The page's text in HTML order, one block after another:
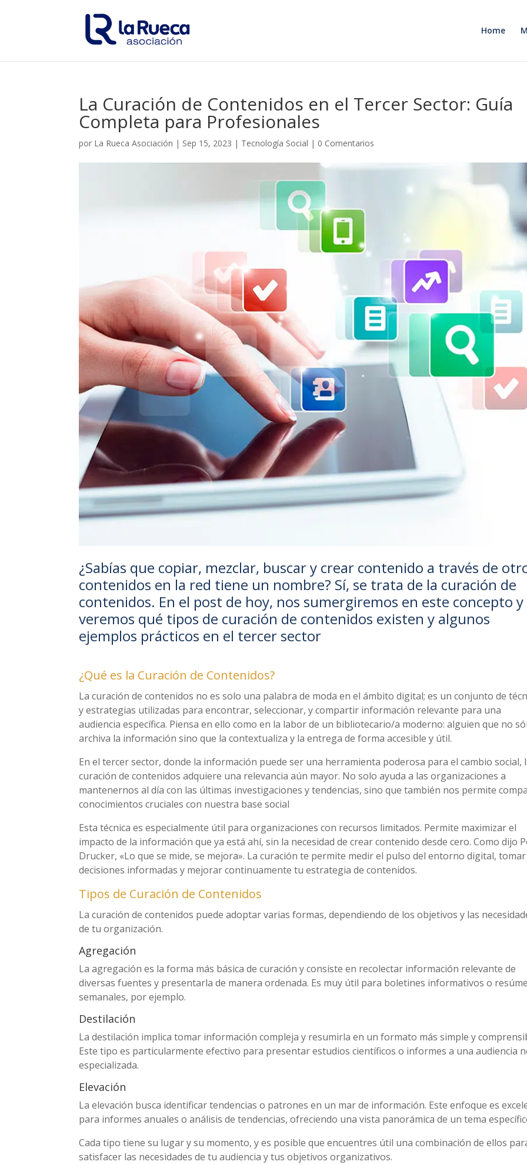
Home
La Curación de Contenidos en el Tercer Sector: Guía
Completa para Profesionales
por La Rueca Asociación | Sep 15, 2023 | Tecnología Social | 0 Comentarios
¿Sabías que copiar, mezclar, buscar y crear contenido a través de
contenidos en la red tiene un nombre? Sí, se trata de la curación de
contenidos. En el post de hoy, nos sumergiremos en este concepto y
veremos qué tipos de curación de contenidos existen y algunos
ejemplos prácticos en el tercer sector
¿Qué es la Curación de Contenidos?
La curación de contenidos no es solo una palabra de moda en el ámbito digital; es un conjunto de
y estrategias utilizadas para encontrar, seleccionar, y compartir información relevante para una
audiencia específica. Piensa en ello como en la labor de un bibliotecario/a moderno: alguien que no
archiva la información sino que la contextualiza y la entrega de forma accesible y útil.
En el tercer sector, donde la información puede ser una herramienta poderosa para el cambio social,
curación de contenidos adquiere una relevancia aún mayor. No solo ayuda a las organizaciones a
mantenernos al día con las últimas investigaciones y tendencias, sino que también nos permite
conocimientos cruciales con nuestra base social
Esta técnica es especialmente útil para organizaciones con recursos limitados. Permite maximizar el
impacto de la información que ya está ahí, sin la necesidad de crear contenido desde cero. Como dijo
Drucker, «Lo que se mide, se mejora». La curación te permite medir el pulso del entorno digital, tomar
decisiones informadas y mejorar continuamente tu estrategia de contenidos.
Tipos de Curación de Contenidos
La curación de contenidos puede adoptar varias formas, dependiendo de los objetivos y las
de tu organización.
Agregación
La agregación es la forma más básica de curación y consiste en recolectar información relevante de
diversas fuentes y presentarla de manera ordenada. Es muy útil para boletines informativos o
semanales, por ejemplo.
Destilación
La destilación implica tomar información compleja y resumirla en un formato más simple y
Este tipo es particularmente efectivo para presentar estudios científicos o informes a una audiencia
especializada.
Elevación
La elevación busca identificar tendencias o patrones en un mar de información. Este enfoque es
para informes anuales o análisis de tendencias, ofreciendo una vista panorámica de un tema
Cada tipo tiene su lugar y su momento, y es posible que encuentres útil una combinación de ellos
satisfacer las necesidades de tu audiencia y tus objetivos organizativos.